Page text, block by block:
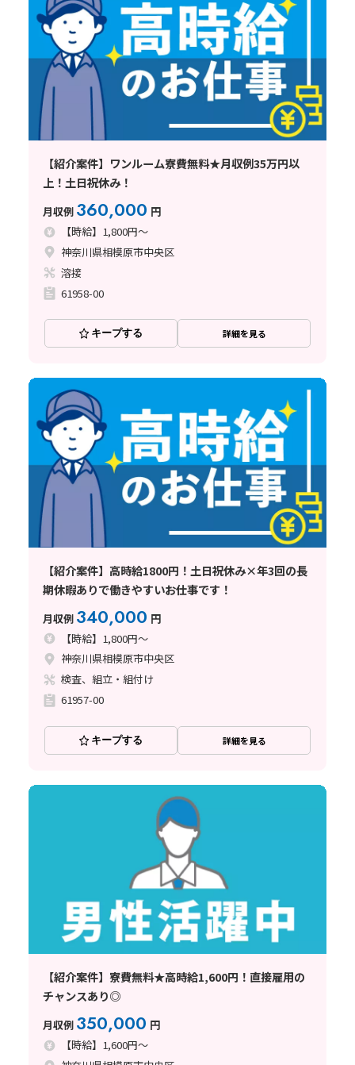
【紹介案件】ワンルーム寮費無料★月収例35万円以
上！土日祝休み！
月収例 360,000 円
【時給】1,800円～
神奈川県相模原市中央区
溶接
61958-00
キープする 詳細を見る
【紹介案件】高時給1800円！土日祝休み×年3回の長
期休暇ありで働きやすいお仕事です！
月収例 340,000 円
【時給】1,800円～
神奈川県相模原市中央区
検査、組立・組付け
61957-00
キープする 詳細を見る
【紹介案件】寮費無料★高時給1,600円！直接雇用の
チャンスあり◎
月収例 350,000 円
【時給】1,600円～